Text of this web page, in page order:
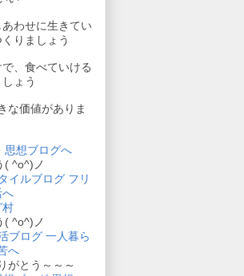
わせに生きてい
りましょう
、食べていける
ょう
な価値がありま
( ^o^)ノ
村
( ^o^)ノ
がとう～～～